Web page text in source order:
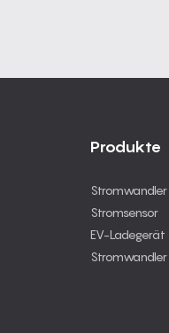
Produkte
Stromwandler
Stromsensor
EV-Ladegerät
Stromwandler